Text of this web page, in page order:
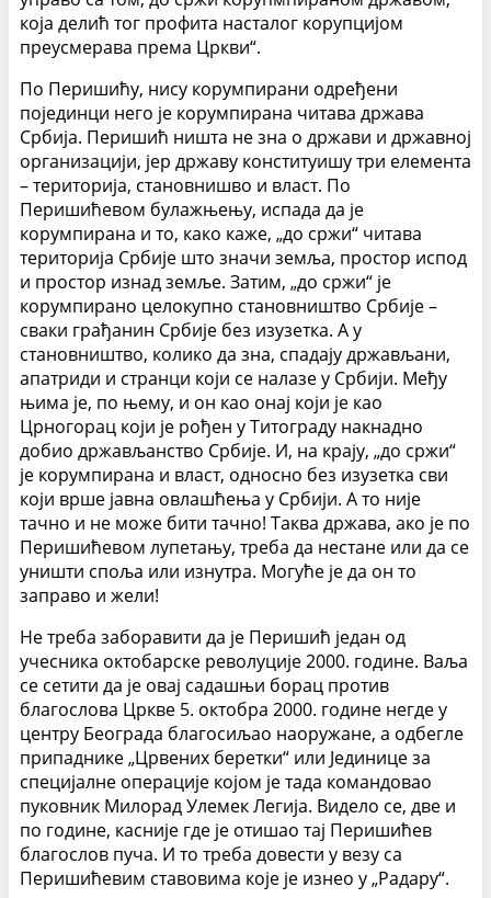
која делић тог профита насталог корупцијом
преусмерава према Цркви“.
По Перишићу, нису корумпирани одређени
појединци него је корумпирана читава држава
Србија. Перишић ништа не зна о држави и државној
организацији, јер државу конституишу три елемента
– територија, становнишво и власт. По
Перишићевом булажњењу, испада да је
корумпирана и то, како каже, „до сржи“ читава
територија Србије што значи земља, простор испод
и простор изнад земље. Затим, „до сржи“ је
корумпирано целокупно становништво Србије –
сваки грађанин Србије без изузетка. А у
становништво, колико да зна, спадају држављани,
апатриди и странци који се налазе у Србији. Међу
њима је, по њему, и он као онај који је као
Црногорац који је рођен у Титограду накнадно
добио држављанство Србије. И, на крају, „до сржи“
је корумпирана и власт, односно без изузетка сви
који врше јавна овлашћења у Србији. А то није
тачно и не може бити тачно! Таква држава, ако је по
Перишићевом лупетању, треба да нестане или да се
уништи споља или изнутра. Могуће је да он то
заправо и жели!
Не треба заборавити да је Перишић један од
учесника октобарске револуције 2000. године. Ваља
се сетити да је овај садашњи борац против
благослова Цркве 5. октобра 2000. године негде у
центру Београда благосиљао наоружане, а одбегле
припаднике „Црвених беретки“ или Јединице за
специјалне операције којом је тада командовао
пуковник Милорад Улемек Легија. Видело се, две и
по године, касније где је отишао тај Перишићев
благослов пуча. И то треба довести у везу са
Перишићевим ставовима које је изнео у „Радару“.